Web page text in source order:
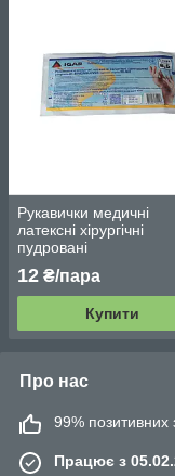
Рукавички медичні
латексні хірургічні
пудровані
IGAR (50пар / уп.) Р
12 ₴/пара
Купити
Про нас
99% позитивних
Працює з